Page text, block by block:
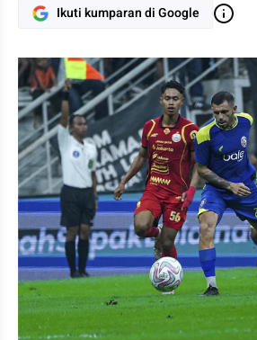
Ikuti kumparan di Google